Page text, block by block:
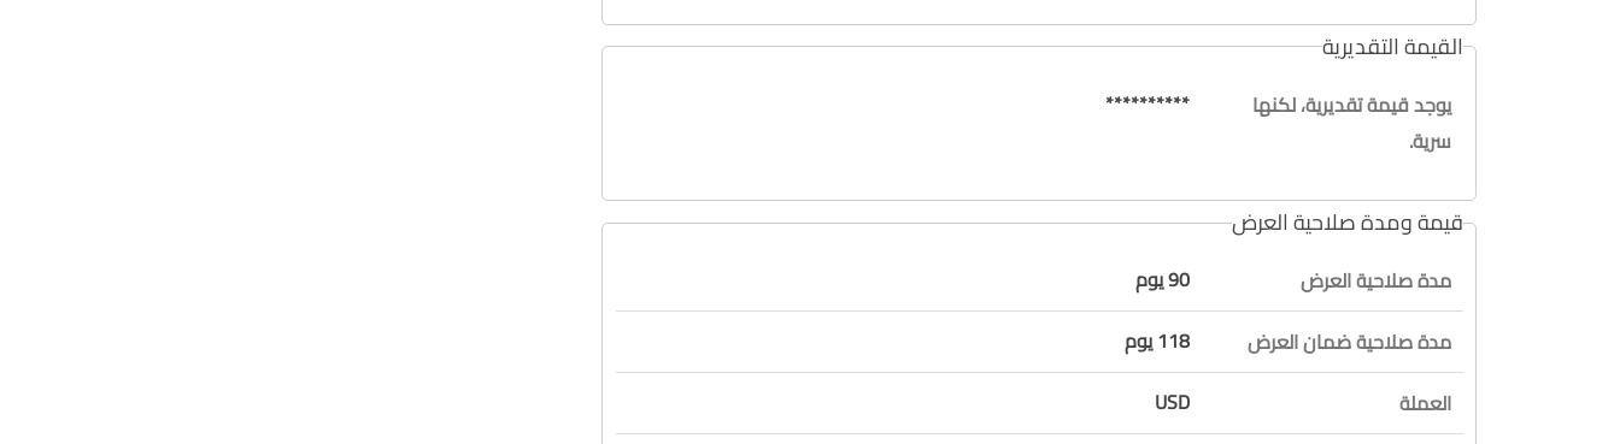
القيمة التقديرية
يوجد قيمة تقديرية، لكنها
سرية.
**********
قيمة ومدة صلاحية العرض
مدة صلاحية العرض
90 يوم
مدة صلاحية ضمان العرض
118 يوم
العملة
USD